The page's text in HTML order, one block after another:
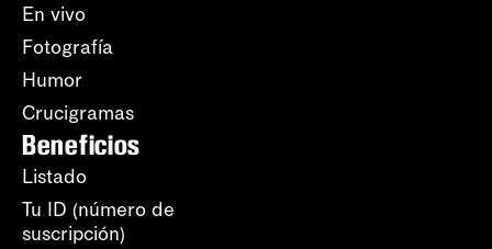
En vivo
Fotografía
Humor
Crucigramas
Beneficios
Listado
Tu ID (número de
suscripción)